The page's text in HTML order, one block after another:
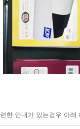
한 안내가 있는경우 아